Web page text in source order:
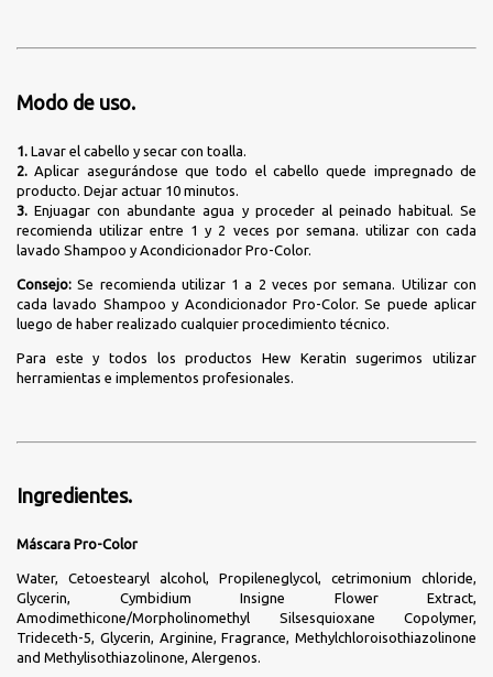
Modo de uso.
1. Lavar el cabello y secar con toalla.
2. Aplicar asegurándose que todo el cabello quede impregnado de
producto. Dejar actuar 10 minutos.
3. Enjuagar con abundante agua y proceder al peinado habitual. Se
recomienda utilizar entre 1 y 2 veces por semana. utilizar con cada
lavado Shampoo y Acondicionador Pro-Color.
Consejo: Se recomienda utilizar 1 a 2 veces por semana. Utilizar con
cada lavado Shampoo y Acondicionador Pro-Color. Se puede aplicar
luego de haber realizado cualquier procedimiento técnico.
Para este y todos los productos Hew Keratin sugerimos utilizar
herramientas e implementos profesionales.
Ingredientes.
Máscara Pro-Color
Water, Cetoestearyl alcohol, Propileneglycol, cetrimonium chloride,
Glycerin, Cymbidium Insigne Flower Extract,
Amodimethicone/Morpholinomethyl Silsesquioxane Copolymer,
Trideceth-5, Glycerin, Arginine, Fragrance, Methylchloroisothiazolinone
and Methylisothiazolinone, Alergenos.